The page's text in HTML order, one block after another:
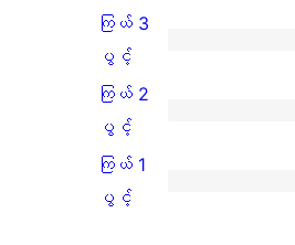
အဆင့်
သုံးသပ်
4
ပွင့်
အဆင့်
သုံးသပ်
ကြယ်
3
ပွင့်
အဆင့်
သုံးသပ်
ကြယ် 3
ပွင့်
ကြယ်
2
ပွင့်
ကြယ် 2
ပွင့်
ကြယ်
ကြယ် 1
ပွင့်